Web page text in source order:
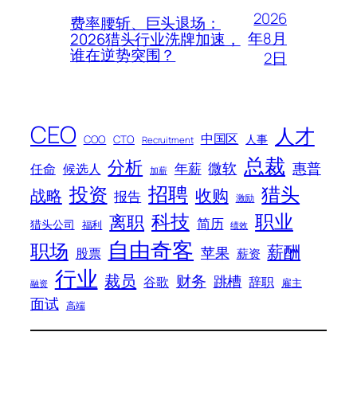
费率腰斩、巨头退场：
2026猎头行业洗牌加速，
谁在逆势突围？
2026
年8月
2日
CEO COO CTO Recruitment 中国区 人事 人才
任命 候选人 分析 加薪 年薪 微软 总裁 惠普
战略 投资 报告 招聘 收购 激励 猎头
猎头公司 福利 离职 科技 简历 绩效 职业
职场 股票 自由奇客 苹果 薪资 薪酬
融资 行业 裁员 谷歌 财务 跳槽 辞职 雇主
面试 高端